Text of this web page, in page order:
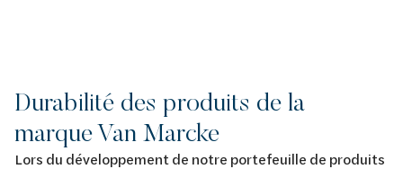
Durabilité des produits de la
marque Van Marcke
Lors du développement de notre portefeuille de produits